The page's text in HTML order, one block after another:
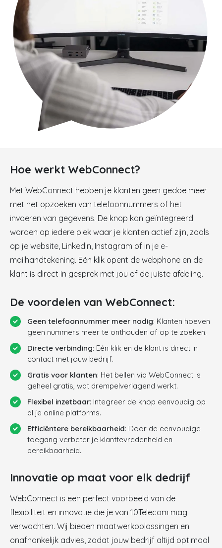
Hoe werkt WebConnect?
Met WebConnect hebben je klanten geen gedoe meer
met het opzoeken van telefoonnummers of het
invoeren van gegevens. De knop kan geïntegreerd
worden op iedere plek waar je klanten actief zijn, zoals
op je website, LinkedIn, Instagram of in je e-
mailhandtekening. Eén klik opent de webphone en de
klant is direct in gesprek met jou of de juiste afdeling.
De voordelen van WebConnect:
Geen telefoonnummer meer nodig: Klanten hoeven
geen nummers meer te onthouden of op te zoeken.
Directe verbinding: Eén klik en de klant is direct in
contact met jouw bedrijf.
Gratis voor klanten: Het bellen via WebConnect is
geheel gratis, wat drempelverlagend werkt.
Flexibel inzetbaar: Integreer de knop eenvoudig op
al je online platforms.
Efficiëntere bereikbaarheid: Door de eenvoudige
toegang verbeter je klanttevredenheid en
bereikbaarheid.
Innovatie op maat voor elk dedrijf
WebConnect is een perfect voorbeeld van de
flexibiliteit en innovatie die je van 10Telecom mag
verwachten. Wij bieden maatwerkoplossingen en
onafhankelijk advies, zodat jouw bedrijf altijd optimaal